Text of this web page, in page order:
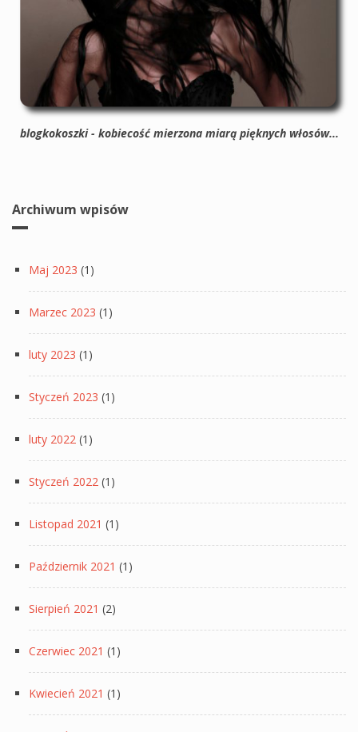
blogkokoszki - kobiecość mierzona miarą pięknych włosów...
Archiwum wpisów
Maj 2023 (1)
Marzec 2023 (1)
luty 2023 (1)
Styczeń 2023 (1)
luty 2022 (1)
Styczeń 2022 (1)
Listopad 2021 (1)
Październik 2021 (1)
Sierpień 2021 (2)
Czerwiec 2021 (1)
Kwiecień 2021 (1)